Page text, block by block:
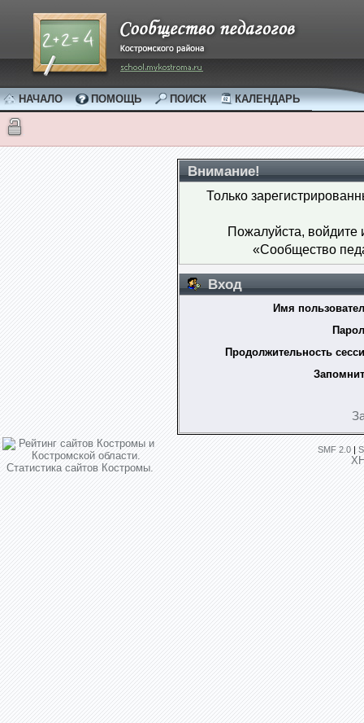
НАЧАЛО ПОМОЩЬ ПОИСК КАЛЕНДАРЬ
Внимание!
Только
Пожалуйста, войдите
«Сообщество
Вход
Имя
Продолжительность
SMF 2.0 |